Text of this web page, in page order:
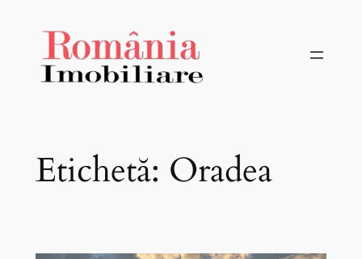
conținut
Etichetă: Oradea